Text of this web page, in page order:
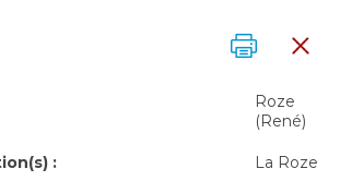
Roze
(René)
: La Roze